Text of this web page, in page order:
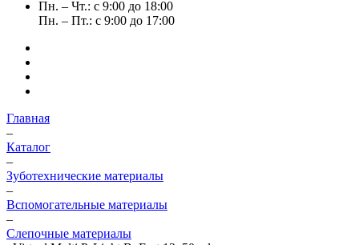
Пн. – Чт.: с 9:00 до 18:00
Пн. – Пт.: с 9:00 до 17:00
Главная
–
Каталог
–
Зуботехнические материалы
–
Вспомогательные материалы
–
Слепочные материалы